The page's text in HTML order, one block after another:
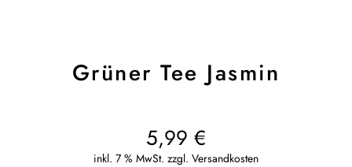
Grüner Tee Jasmin
5,99 €
inkl. 7 % MwSt. zzgl. Versandkosten